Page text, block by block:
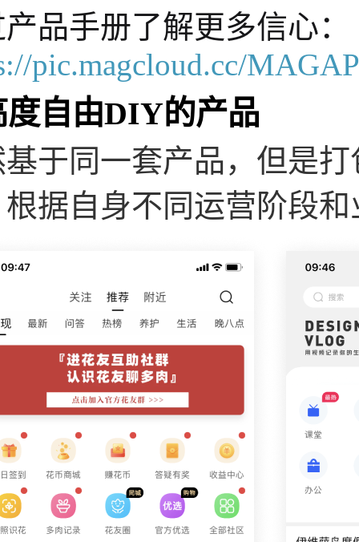
品手册了解更多信心：
pic.magcloud.cc/
度自由DIY的产品
于同一套产品，但是
据自身不同运营阶段